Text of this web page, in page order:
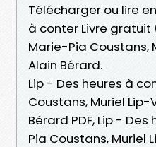
Télécharger ou lire
à conter Livre gratuit
Marie-Pia Coustans,
Alain Bérard.
Lip - Des heures à
Coustans, Muriel
Bérard PDF, Lip -
Pia Coustans, Muriel